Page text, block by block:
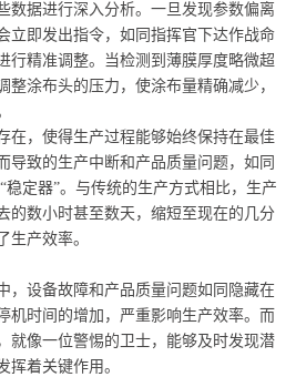
数据进行深入分析。一旦发现参数偏离
立即发出指令，如同指挥官下达作战命
行精准调整。当检测到薄膜厚度略微超
整涂布头的压力，使涂布量精确减少，
在，使得生产过程能够始终保持在最佳
导致的生产中断和产品质量问题，如同
定器”。与传统的生产方式相比，生产
的数小时甚至数天，缩短至现在的几分
生产效率。
，设备故障和产品质量问题如同隐藏在
机时间的增加，严重影响生产效率。而
就像一位警惕的卫士，能够及时发现潜
挥着关键作用。